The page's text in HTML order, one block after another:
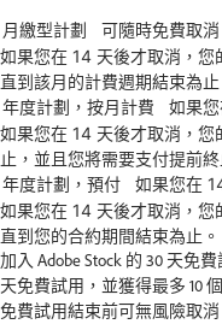
如果您在 14 天後才取消，
直到該月的計費週期結束為止
如果您在 14 天後才取消，
止，並且您將需要支付提前終
如果您在 14 天後才取消，
直到您的合約期間結束為止。
加入 AdobeStock 的 30 天免費
天免費試用， 並獲得最多 10
免費試用結束前可無風險取消